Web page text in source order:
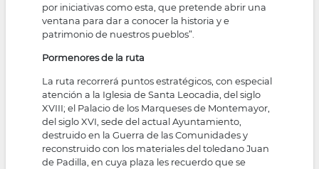
por iniciativas como esta, que pretende abrir una
ventana para dar a conocer la historia y e
patrimonio de nuestros pueblos”.
Pormenores de la ruta
La ruta recorrerá puntos estratégicos, con especial
atención a la Iglesia de Santa Leocadia, del siglo
XVIII; el Palacio de los Marqueses de Montemayor,
del siglo XVI, sede del actual Ayuntamiento,
destruido en la Guerra de las Comunidades y
reconstruido con los materiales del toledano Juan
de Padilla, en cuya plaza les recuerdo que se